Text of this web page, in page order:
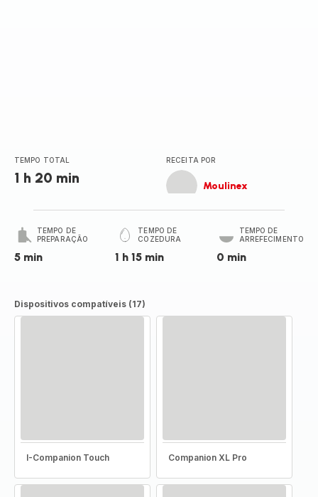
TEMPO TOTAL
1 h 20 min
RECEITA POR
Moulinex
TEMPO DE
PREPARAÇÃO
5 min
TEMPO DE
COZEDURA
1 h 15 min
TEMPO DE
ARREFECIMENTO
0 min
Dispositivos compatíveis (17)
I-Companion Touch Companion XL Pro